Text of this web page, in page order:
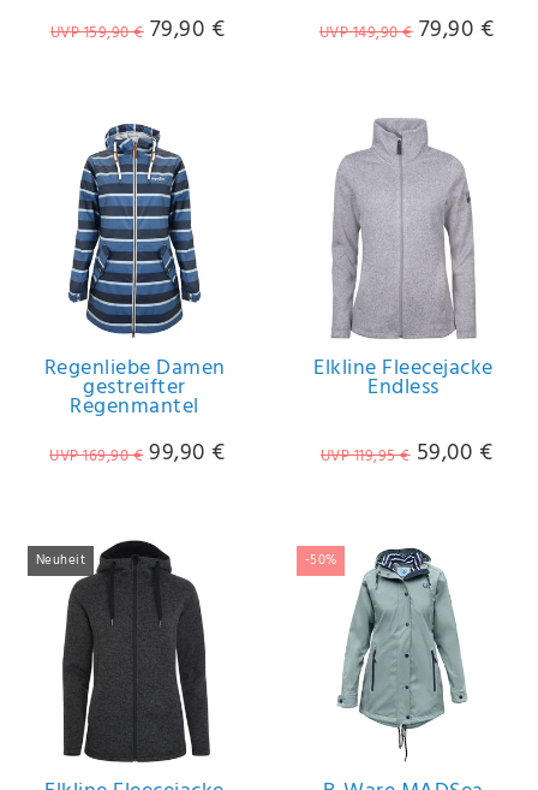
UVP 159,90 € 79,90 € UVP 149,90 € 79,90 €
Regenliebe Damen
gestreifter
Regenmantel
UVP 169,90 € 99,90 €
Elkline Fleecejacke
Endless
UVP 119,95 € 59,00 €
Neuheit -50%